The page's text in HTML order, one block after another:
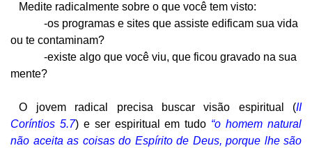
Medite radicalmente sobre o que você tem visto:
-os programas e sites que assiste edificam sua vida
ou te contaminam?
-existe algo que você viu, que ficou gravado na sua
mente?
O jovem radical precisa buscar visão espiritual (II
Coríntios 5.7) e ser espiritual em tudo “o homem natural
não aceita as coisas do Espírito de Deus, porque lhe são